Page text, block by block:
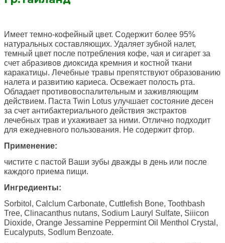
Имеет темно-кофейный цвет. Содержит более 95%
натуральных составляющих. Удаляет зубной налет,
темный цвет после потребления кофе, чая и сигарет за
счет абразивов диоксида кремния и костной ткани
каракатицы. Лечебные травы препятствуют образованию
налета и развитию кариеса. Освежает полость рта.
Обладает противовоспалительным и заживляющим
действием. Паста Twin Lotus улучшает состояние десен
за счет антибактериального действия экстрактов
лечебных трав и ухаживает за ними. Отлично подходит
для ежедневного пользования. Не содержит фтор.
Применение:
чистите с пастой Ваши зубы дважды в день или после
каждого приема пищи.
Ингредиенты:
Sorbitol, Calclum Carbonate, Cuttlefish Bone, Toothbash
Tree, Clinacanthus nutans, Sodium Lauryl Sulfate, Siiicon
Dioxide, Orange Jessamine Peppermint Oil Menthol Crystal,
Eucalyputs, Sodlum Benzoate.